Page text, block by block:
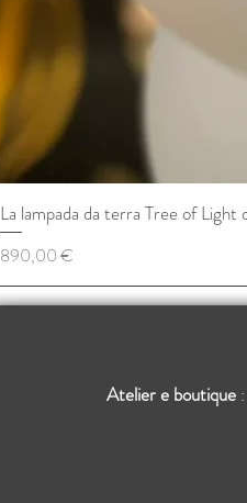
La lampada da terra Tree of Light
Prezzo
890,00 €
Atelier e boutique